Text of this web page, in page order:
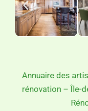
Annuaire des
rénovation – Île-